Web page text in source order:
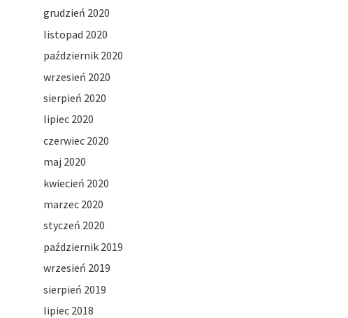
grudzień 2020
listopad 2020
październik 2020
wrzesień 2020
sierpień 2020
lipiec 2020
czerwiec 2020
maj 2020
kwiecień 2020
marzec 2020
styczeń 2020
październik 2019
wrzesień 2019
sierpień 2019
lipiec 2018